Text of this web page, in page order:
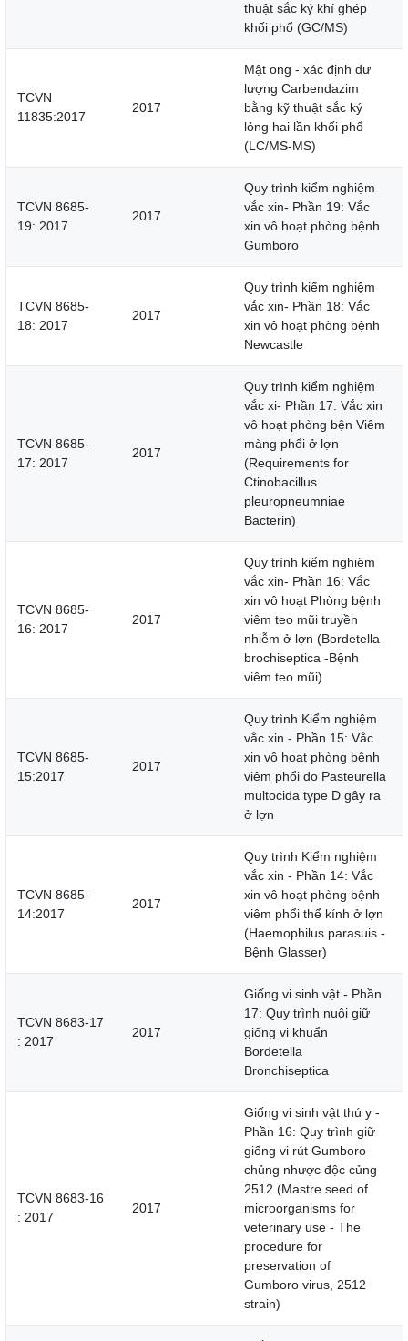
thuật sắc ký khí ghép
khối phổ (GC/MS)
TCVN
11835:2017
2017
Mật ong - xác định dư
lượng Carbendazim
bằng kỹ thuật sắc ký
lỏng hai lần khối phổ
(LC/MS-MS)
TCVN 8685-
19: 2017
2017
Quy trình kiểm nghiệm
vắc xin- Phần 19: Vắc
xin vô hoạt phòng bệnh
Gumboro
TCVN 8685-
18: 2017
2017
Quy trình kiểm nghiệm
vắc xin- Phần 18: Vắc
xin vô hoạt phòng bệnh
Newcastle
TCVN 8685-
17: 2017
2017
Quy trình kiểm nghiệm
vắc xi- Phần 17: Vắc xin
vô hoạt phòng bện Viêm
màng phổi ở lợn
(Requirements for
Ctinobacillus
pleuropneumniae
Bacterin)
TCVN 8685-
16: 2017
2017
Quy trình kiểm nghiệm
vắc xin- Phần 16: Vắc
xin vô hoạt Phòng bệnh
viêm teo mũi truyền
nhiễm ở lợn (Bordetella
brochiseptica -Bệnh
viêm teo mũi)
TCVN 8685-
15:2017
2017
Quy trình Kiểm nghiệm
vắc xin - Phần 15: Vắc
xin vô hoạt phòng bệnh
viêm phổi do Pasteurella
multocida type D gây ra
ở lợn
TCVN 8685-
14:2017
2017
Quy trình Kiểm nghiệm
vắc xin - Phần 14: Vắc
xin vô hoạt phòng bệnh
viêm phổi thể kính ở lợn
(Haemophilus parasuis -
Bệnh Glasser)
TCVN 8683-17
: 2017
2017
Giống vi sinh vật - Phần
17: Quy trình nuôi giữ
giống vi khuẩn
Bordetella
Bronchiseptica
TCVN 8683-16
: 2017
2017
Giống vi sinh vật thú y -
Phần 16: Quy trình giữ
giống vi rút Gumboro
chủng nhược độc củng
2512 (Mastre seed of
microorganisms for
veterinary use - The
procedure for
preservation of
Gumboro virus, 2512
strain)